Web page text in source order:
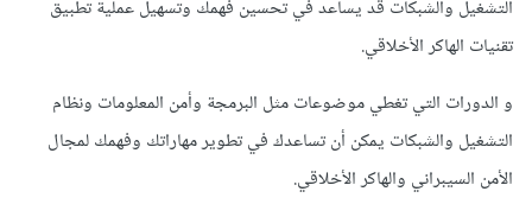
التشغيل والشبكات قد يساعد في تحسين فهمك وتسهيل عملية تطبيق
تقنيات الهاكر الأخلاقي.
و الدورات التي تغطي موضوعات مثل البرمجة وأمن المعلومات ونظام
التشغيل والشبكات يمكن أن تساعدك في تطوير مهاراتك وفهمك لمجال
الأمن السيبراني والهاكر الأخلاقي.